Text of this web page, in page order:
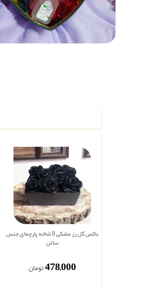
باکس گل رز مشکی 8 شاخه پارچه‌ای جنس
ساتن
478,000تومان